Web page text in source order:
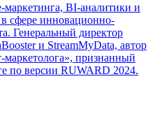
маркетинга, BI-аналитики и
сфере инновационно-
Генеральный директор
и StreamMyData, автор
маркетолога», признанный
по версии RUWARD 2024.